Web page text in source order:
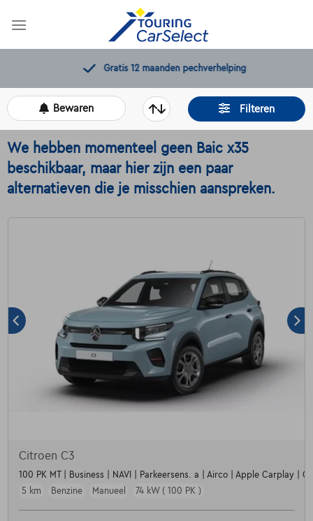
Gratis 12 maanden pechverhelping
Filteren
Bewaren
We hebben momenteel geen Baic x35
beschikbaar, maar hier zijn een paar
alternatieven die je misschien aanspreken.
Citroen C3
100 PK MT | Business | NAVI | Parkeersens. a | Airco | Apple Carplay |
5 km
Benzine Manueel 74 kW ( 100 PK )